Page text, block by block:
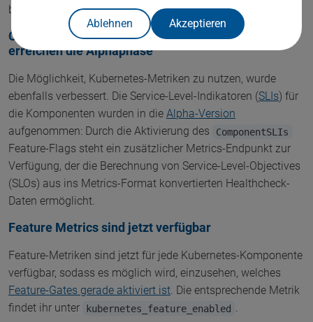
Ablehnen Akzeptieren
befindlichen Metriken ermöglichen.
Component Health Service Level Indicators
erreichen die Alphaphase
Die Möglichkeit, Kubernetes-Metriken zu nutzen, wurde
ebenfalls verbessert. Die Service-Level-Indikatoren (SLIs) für
die Komponenten wurden in die Alpha-Version
aufgenommen: Durch die Aktivierung des
ComponentSLIs
Feature-Flags steht ein zusätzlicher Metrics-Endpunkt zur
Verfügung, der die Berechnung von Service-Level-Objectives
(SLOs) aus ins Metrics-Format konvertierten Healthcheck-
Daten ermöglicht.
Feature Metrics sind jetzt verfügbar
Feature-Metriken sind jetzt für jede Kubernetes-Komponente
verfügbar, sodass es möglich wird, einzusehen, welches
Feature-Gates gerade aktiviert ist. Die entsprechende Metrik
findet ihr unter
kubernetes_feature_enabled .